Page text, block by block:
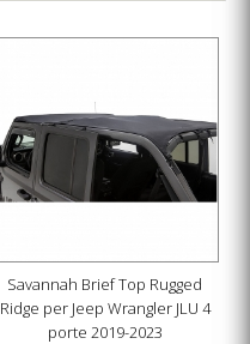
Savannah Brief Top Rugged
Ridge per Jeep Wrangler JLU 4
porte 2019-2023